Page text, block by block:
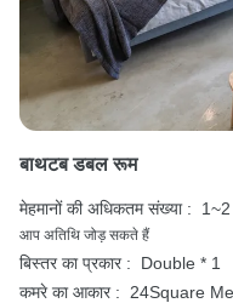
बाथटब डबल रूम
मेहमानों की अधिकतम संख्या : 1~2
आप अतिथि जोड़ सकते हैं
बिस्तर का प्रकार :
Double * 1
कमरे का आकार :
24Square